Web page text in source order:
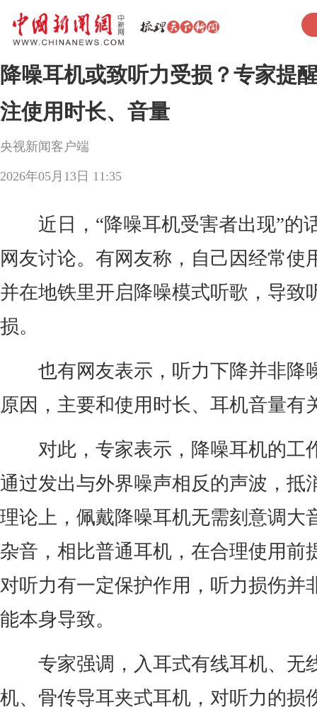
降噪耳机或致听力受损？专家提
注使用时长、音量
央视新闻客户端
2026年05月13日 11:35
近日，“降噪耳机受害者出现”的
网友讨论。有网友称，自己因经常使
并在地铁里开启降噪模式听歌，导致
损。
也有网友表示，听力下降并非降
原因，主要和使用时长、耳机音量有
对此，专家表示，降噪耳机的工
通过发出与外界噪声相反的声波，抵
理论上，佩戴降噪耳机无需刻意调大
杂音，相比普通耳机，在合理使用前
对听力有一定保护作用，听力损伤并
能本身导致。
专家强调，入耳式有线耳机、无
机、骨传导耳夹式耳机，对听力的损